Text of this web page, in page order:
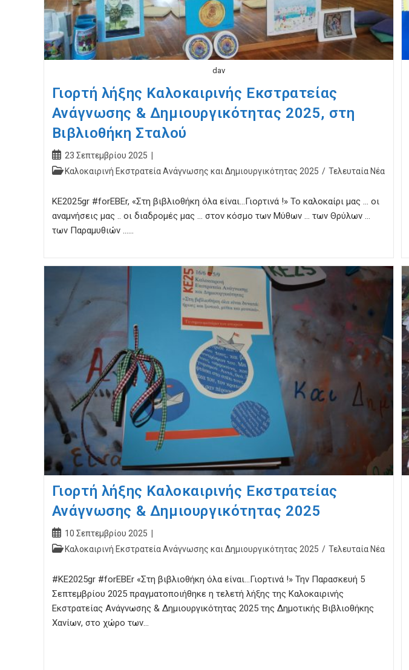
dav
Γιορτή λήξης Καλοκαιρινής Εκστρατείας
Ανάγνωσης & Δημιουργικότητας 2025, στη
Βιβλιοθήκη Σταλού
Post
published:
23 Σεπτεμβρίου 2025
PostΚαλοκαιρινή Εκστρατεία Ανάγνωσης και Δημιουργικότητας 2025 / Τελευταία Νέα
ΚΕ2025gr #forEBEr, «Στη βιβλιοθήκη όλα είναι…Γιορτινά !» Το καλοκαίρι μας … οι
αναμνήσεις μας .. οι διαδρομές μας … στον κόσμο των Μύθων … των Θρύλων …
των Παραμυθιών ……
Γιορτή λήξης Καλοκαιρινής Εκστρατείας
Ανάγνωσης & Δημιουργικότητας 2025
Post
published:
10 Σεπτεμβρίου 2025
PostΚαλοκαιρινή Εκστρατεία Ανάγνωσης και Δημιουργικότητας 2025 / Τελευταία Νέα
#ΚΕ2025gr #forEBEr «Στη βιβλιοθήκη όλα είναι…Γιορτινά !» Την Παρασκευή 5
Σεπτεμβρίου 2025 πραγματοποιήθηκε η τελετή λήξης της Καλοκαιρινής
Εκστρατείας Ανάγνωσης & Δημιουργικότητας 2025 της Δημοτικής Βιβλιοθήκης
Χανίων, στο χώρο των…